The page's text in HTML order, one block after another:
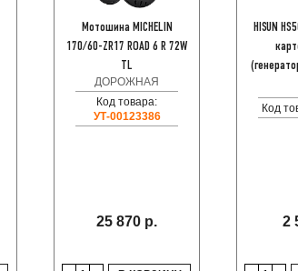
Мотошина MICHELIN
170/60-ZR17 ROAD 6 R 72W
TL
ДОРОЖНАЯ
Код товара:
УТ-00123386
25 870 р.
HISUN
Код
2